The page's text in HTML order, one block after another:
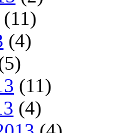
(11)
(4)
(11)
(4)